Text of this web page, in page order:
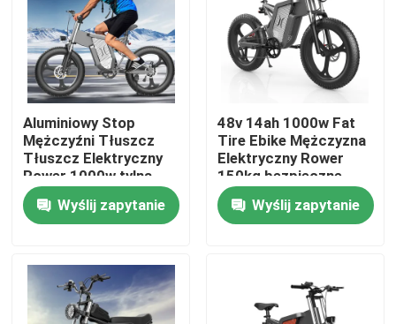
Produkty
Filmy
O nas
Aluminiowy Stop
Mężczyźni Tłuszcz
Tłuszcz Elektryczny
Rower 1000w tylna
prędkość
Wyślij zapytanie
48v 14ah 1000w Fat
Tire Ebike Mężczyzna
Elektryczny Rower
150kg bezpieczne
ładowanie
Wyślij zapytanie